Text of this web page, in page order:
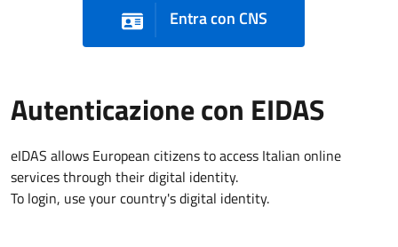
Entra con CNS
Autenticazione con EIDAS
eIDAS allows European citizens to access Italian online
services through their digital identity.
To login, use your country's digital identity.